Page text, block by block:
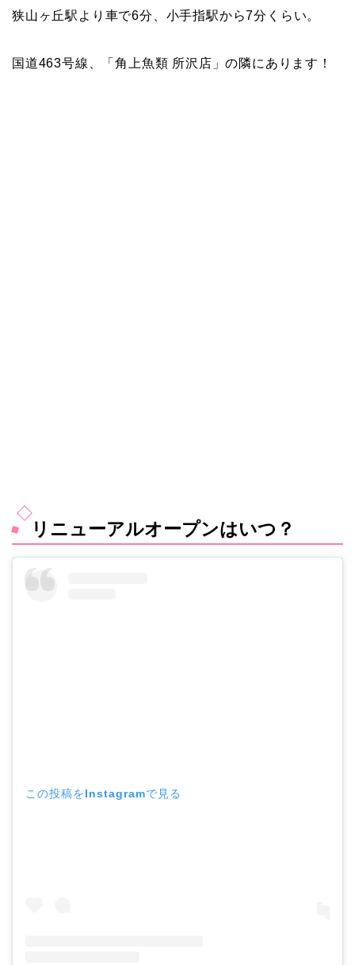
狭山ヶ丘駅より車で6分、小手指駅から7分くらい。
国道463号線、「角上魚類 所沢店」の隣にあります！
リニューアルオープンはいつ？
この投稿をInstagramで見る